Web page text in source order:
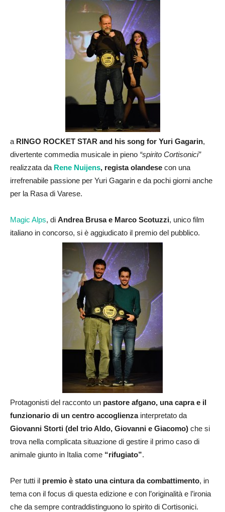
a RINGO ROCKET STAR and his song for Yuri Gagarin,
divertente commedia musicale in pieno “spirito Cortisonici”
realizzata da Rene Nuijens, regista olandese con una
irrefrenabile passione per Yuri Gagarin e da pochi giorni anche
per la Rasa di Varese.
Magic Alps, di Andrea Brusa e Marco Scotuzzi, unico film
italiano in concorso, si è aggiudicato il premio del pubblico.
Protagonisti del racconto un pastore afgano, una capra e il
funzionario di un centro accoglienza interpretato da
Giovanni Storti (del trio Aldo, Giovanni e Giacomo) che si
trova nella complicata situazione di gestire il primo caso di
animale giunto in Italia come “rifugiato”.
Per tutti il premio è stato una cintura da combattimento, in
tema con il focus di questa edizione e con l’originalità e l’ironia
che da sempre contraddistinguono lo spirito di Cortisonici.